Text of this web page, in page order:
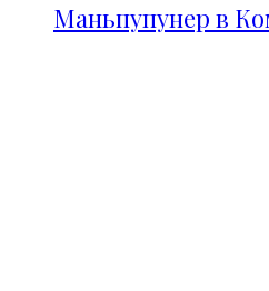
Маньпупунер в